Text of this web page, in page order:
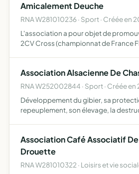
Amicalement Deuche
RNA W281010236 · Sport · Créée en
L'association a pour objet de
2CV Cross (championnat de France
Association Alsacienne De
RNA W252002844 · Sport · Créée en
Développement du gibier, sa
repeuplement, son élevage, la
le…
Association Café Associatif
Drouette
RNA W281010322 · Loisirs et vie